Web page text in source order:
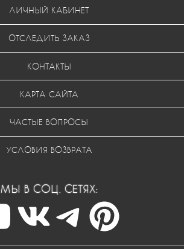
ЛИЧНЫЙ КАБИНЕТ
ОТСЛЕДИТЬ ЗАКАЗ
КОНТАКТЫ
КАРТА САЙТА
ЧАСТЫЕ ВОПРОСЫ
УСЛОВИЯ ВОЗВРАТА
МЫ В СОЦ. СЕТЯХ: